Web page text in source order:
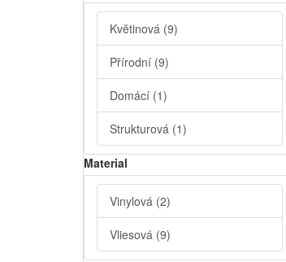
Květinová (9)
Přírodní (9)
Domácí (1)
Strukturová (1)
Material
Vinylová (2)
Vliesová (9)